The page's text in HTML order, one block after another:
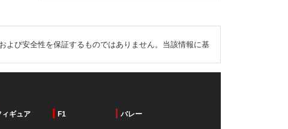
よび安全性を保証するものではありません。当該情報に基
ィギュア F1 バレー